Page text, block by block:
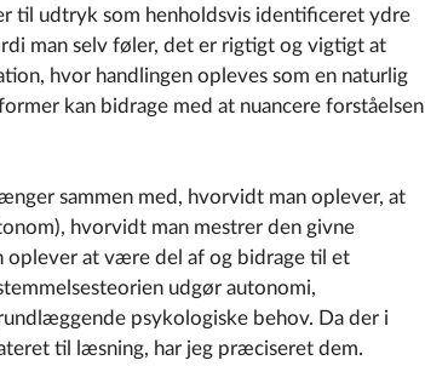
til udtryk som henholdsvis identificeret ydre
man selv føler, det er rigtigt og vigtigt at
hvor handlingen opleves som en naturlig
kan bidrage med at nuancere forståelsen
sammen med, hvorvidt man oplever, at
hvorvidt man mestrer den givne
oplever at være del af og bidrage til et
udgør autonomi,
psykologiske behov. Da der i
til læsning, har jeg præciseret dem.